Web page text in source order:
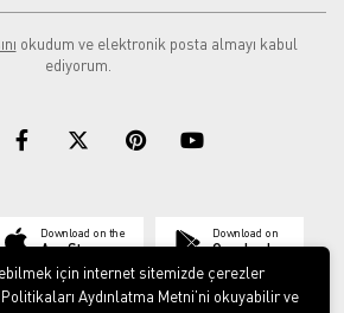
okudum ve elektronik posta almayı kabul
ediyorum.
Download on the
App Store
Download on
Google play
için internet sitemizde çerezler
Aydınlatma Metni’ni okuyabilir ve